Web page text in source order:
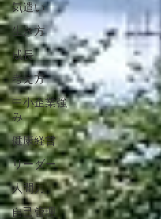
気遣い
生き方
成長
考え方
中小企業強
み
健康経営
リーダー
人間力
自己管理